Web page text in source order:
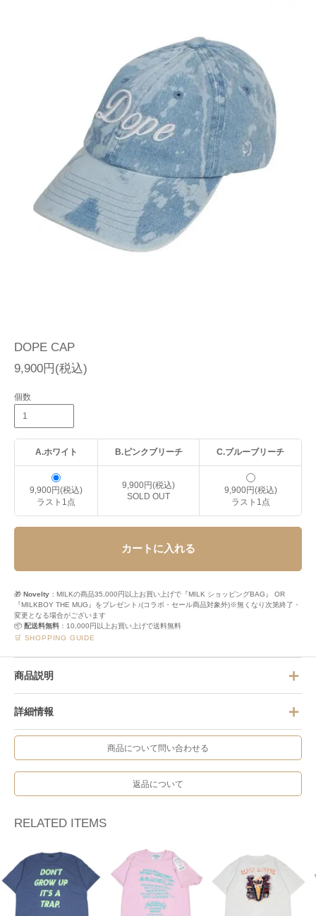
DOPE CAP
9,900円(税込)
個数
A.ホワイト B.ピンクブリーチ C.ブルーブリーチ
9,900円(税込)
ラスト1点
9,900円(税込)
SOLD OUT
9,900円(税込)
ラスト1点
カートに入れる
🎁 Novelty ：MILKの商品35,000円以上お買い上げで『MILK ショッピングBAG』 OR
『MILKBOY THE MUG』をプレゼント♪(コラボ・セール商品対象外)※無くなり次第終了・
変更となる場合がございます
📦 配送料無料 ：10,000円以上お買い上げで送料無料
🛒 SHOPPING GUIDE
商品説明
詳細情報
商品について問い合わせる
返品について
RELATED ITEMS